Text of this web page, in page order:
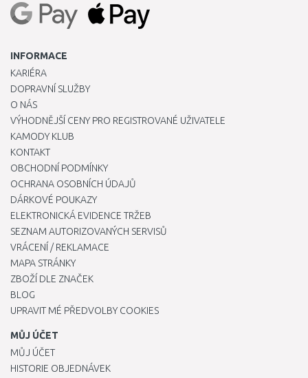
INFORMACE
KARIÉRA
DOPRAVNÍ SLUŽBY
O NÁS
VÝHODNĚJŠÍ CENY PRO REGISTROVANÉ UŽIVATELE
KAMODY KLUB
KONTAKT
OBCHODNÍ PODMÍNKY
OCHRANA OSOBNÍCH ÚDAJŮ
DÁRKOVÉ POUKAZY
ELEKTRONICKÁ EVIDENCE TRŽEB
SEZNAM AUTORIZOVANÝCH SERVISŮ
VRÁCENÍ / REKLAMACE
MAPA STRÁNKY
ZBOŽÍ DLE ZNAČEK
BLOG
UPRAVIT MÉ PŘEDVOLBY COOKIES
MŮJ ÚČET
MŮJ ÚČET
HISTORIE OBJEDNÁVEK